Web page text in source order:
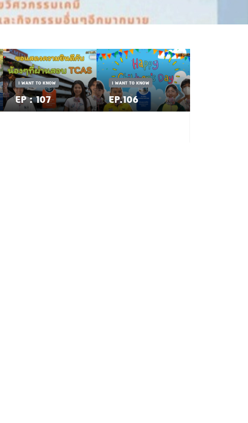
I WANT TO KNOW
EP : 107
I WANT TO KNOW
EP.106